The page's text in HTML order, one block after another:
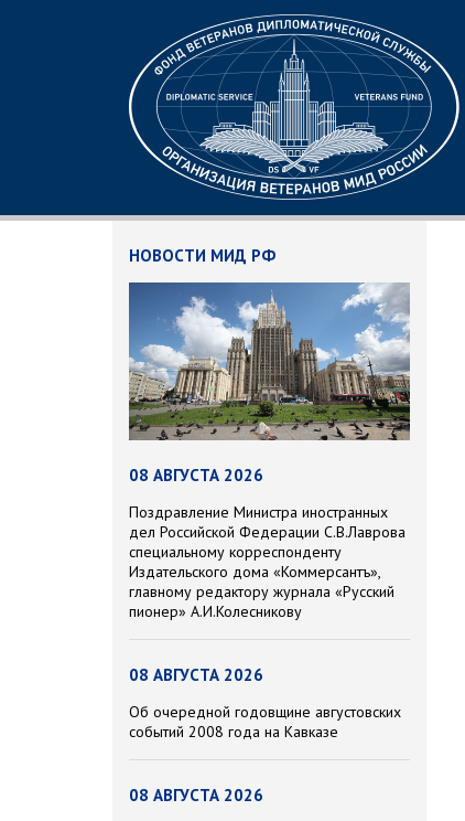
НОВОСТИ МИД РФ
08 АВГУСТА 2026
Поздравление Министра иностранных
дел Российской Федерации С.В.Лаврова
специальному корреспонденту
Издательского дома «Коммерсантъ»,
главному редактору журнала «Русский
пионер» А.И.Колесникову
08 АВГУСТА 2026
Об очередной годовщине августовских
событий 2008 года на Кавказе
08 АВГУСТА 2026